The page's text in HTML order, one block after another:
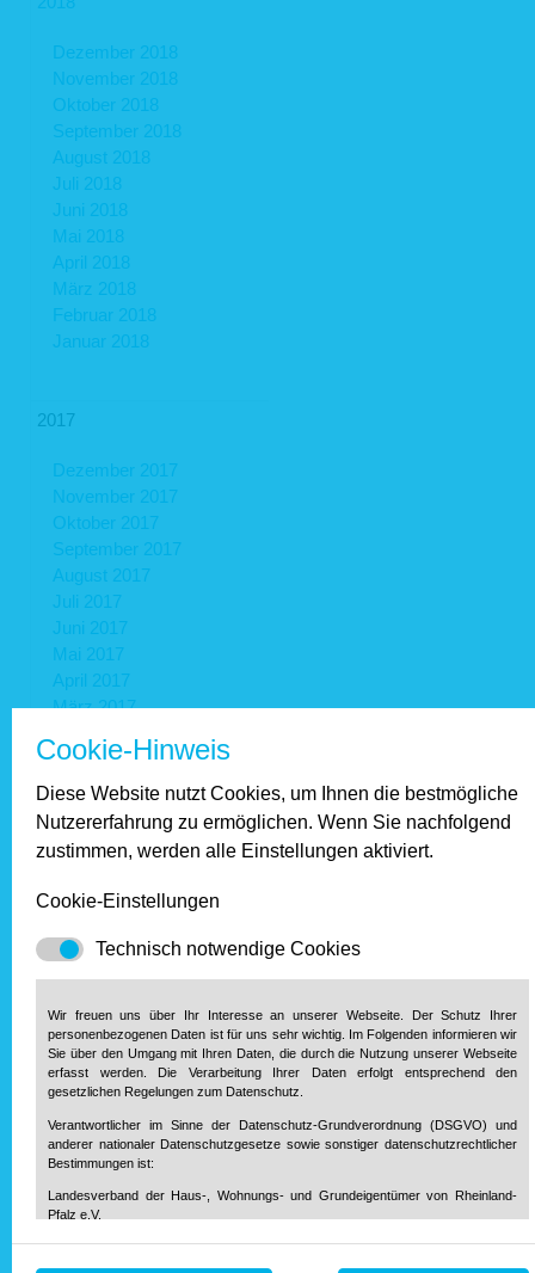
Dezember 2018
November 2018
Oktober 2018
September 2018
August 2018
Juli 2018
Juni 2018
Mai 2018
April 2018
März 2018
Februar 2018
Januar 2018
2017
Dezember 2017
November 2017
Oktober 2017
September 2017
August 2017
Juli 2017
Juni 2017
Mai 2017
April 2017
März 2017
Januar 2017
November 2016
Oktober 2016
September 2016
Juli 2016
Juni 2016
Mai 2016
April 2016
März 2016
Februar 2016
Januar 2016
Cookie-Hinweis
Diese Website nutzt Cookies, um Ihnen die bestmögliche
Nutzererfahrung zu ermöglichen. Wenn Sie nachfolgend
zustimmen, werden alle Einstellungen aktiviert.
Cookie-Einstellungen
Technisch notwendige Cookies
Wir freuen uns über Ihr Interesse an unserer Webseite. Der Schutz Ihrer
personenbezogenen Daten ist für uns sehr wichtig. Im Folgenden informieren wir
Sie über den Umgang mit Ihren Daten, die durch die Nutzung unserer Webseite
erfasst werden. Die Verarbeitung Ihrer Daten erfolgt entsprechend den
gesetzlichen Regelungen zum Datenschutz.
Verantwortlicher im Sinne der Datenschutz-Grundverordnung (DSGVO) und
anderer nationaler Datenschutzgesetze sowie sonstiger datenschutzrechtlicher
Bestimmungen ist:
Landesverband der Haus-, Wohnungs- und Grundeigentümer von Rheinland-
Pfalz e.V.